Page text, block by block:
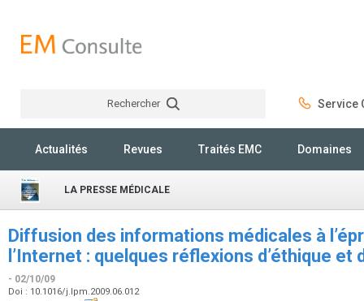
Rechercher Service
Actualités Revues Traités EMC Domaines
LA PRESSE MÉDICALE
Diffusion des informations médicales à
l’Internet : quelques réflexions d’éthique
- 02/10/09
Doi : 10.1016/j.lpm.2009.06.012